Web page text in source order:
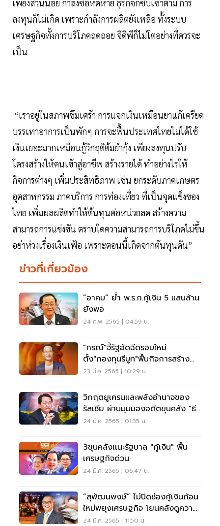
เพียงส่วนน้อย กำลังซื้อหดหาย ธุรกิจก็ซบเซาตาม การ
ลงทุนก็ไม่เกิด เพราะกำลังการผลิตยังเหลือ ทั้งระบบ
เศรษฐกิจทั้งการบริโภคถดถอย จีดีพีก็ไม่โตอย่างที่ควรจะ
เป็น
“เราอยู่ในสภาพซึมเศร้า การแจกเงินเหมือนยาแก้เครียด
บรรเทาอาการเป็นพักๆ การจะฟื้นประเทศไทยไม่ได้ใช้
เงินเยอะมากเหมือนกู้วิกฤติต้มยำกุ้ง เพียงลงทุนปรับ
โครงสร้างให้คนเข้าสู่อาชีพ สร้างรายได้ ทำอย่างไรให้
กิจการต่างๆ เพิ่มประสิทธิภาพ เช่น ยกระดับภาคเกษตร
อุตสาหกรรม ภาคบริการ การท่องเที่ยว ที่เป็นจุดแข็งของ
ไทย เพิ่มผลผลิตทำให้ต้นทุนต่อหน่วยลด สร้างความ
สามารถการแข่งขัน ตราบใดความสามารถการบริโภคไม่ขึ้น
อย่าห่วงเรื่องเงินเฟ้อ เพราะตอนนี้เกิดจากต้นทุนดัน”
ข่าวที่เกี่ยวข้อง
“อาคม” ย้ำ พ.ร.ก.กู้เงิน 5 แสนล้าน
ยังพอ
24 ก.พ. 2565 | 04:59 น.
"กรณ์"จี้รัฐอัดฉีดรอบใหม่
ตั้ง"กองทุนรีบูท"ฟื้นกิจการสร้าง
รายได้
23 มี.ค. 2565 | 10:29 น.
วิกฤตยูเครนและพลังอำนาจของ
รัสเซีย ผ่านมุมมองอดีตขุนคลัง "ธีร
ะชัย"
24 มี.ค. 2565 | 01:35 น.
3ขุนคลังเเนะรัฐบาล "กู้เงิน" ฟื้น
เศรษฐกิจด่วน
24 มี.ค. 2565 | 06:47 น.
“สุพัฒนพงษ์” ไม่ปิดช่องกู้เงินก้อน
ใหม่พยุงเศรษฐกิจ โยนคลังดูความ
เหมาะสม
24 มี.ค. 2565 | 11:50 น.